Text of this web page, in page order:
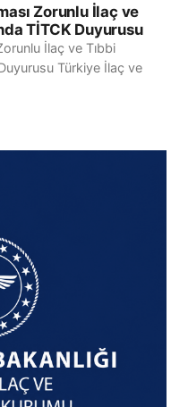
Zorunlu İlaç ve
TİTCK Duyurusu
İlaç ve Tıbbi
Türkiye İlaç ve
Başkanlığı